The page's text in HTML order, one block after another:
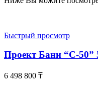
Быстрый просмотр
Проект Бани “С-50”
6 498 800 ₸